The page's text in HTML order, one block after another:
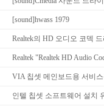
[sound]hwass 1979
Realtek의 HD 오디오 코덱
Realtek "Realtek HD Audio
VIA 칩셋 메인보드용 서비
인텔 칩셋 소프트웨어 설치